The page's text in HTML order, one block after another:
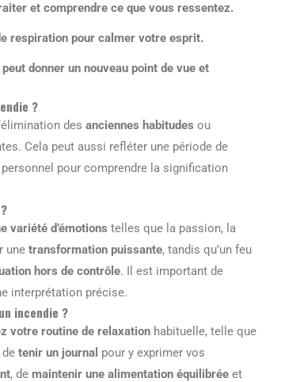
et comprendre ce que vous ressentez.
respiration pour calmer votre esprit.
donner un nouveau point de vue et
?
des anciennes habitudes ou
Cela peut aussi refléter une période de
pour comprendre la signification
variété d’émotions telles que la passion, la
une transformation puissante, tandis qu’un feu
hors de contrôle. Il est important de
interprétation précise.
incendie ?
votre routine de relaxation habituelle, telle que
tenir un journal pour y exprimer vos
, de maintenir une alimentation équilibrée et